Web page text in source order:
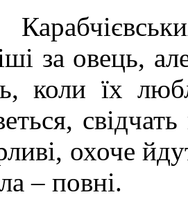
за овець,
коли їх
охоче
– повні.